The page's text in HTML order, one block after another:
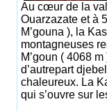
Au cœur de la
Ouarzazate et à
M’gouna ), la
montagneuses
M’goun ( 4068
d’autrepart
chaleureux. La
qui s’ouvre sur